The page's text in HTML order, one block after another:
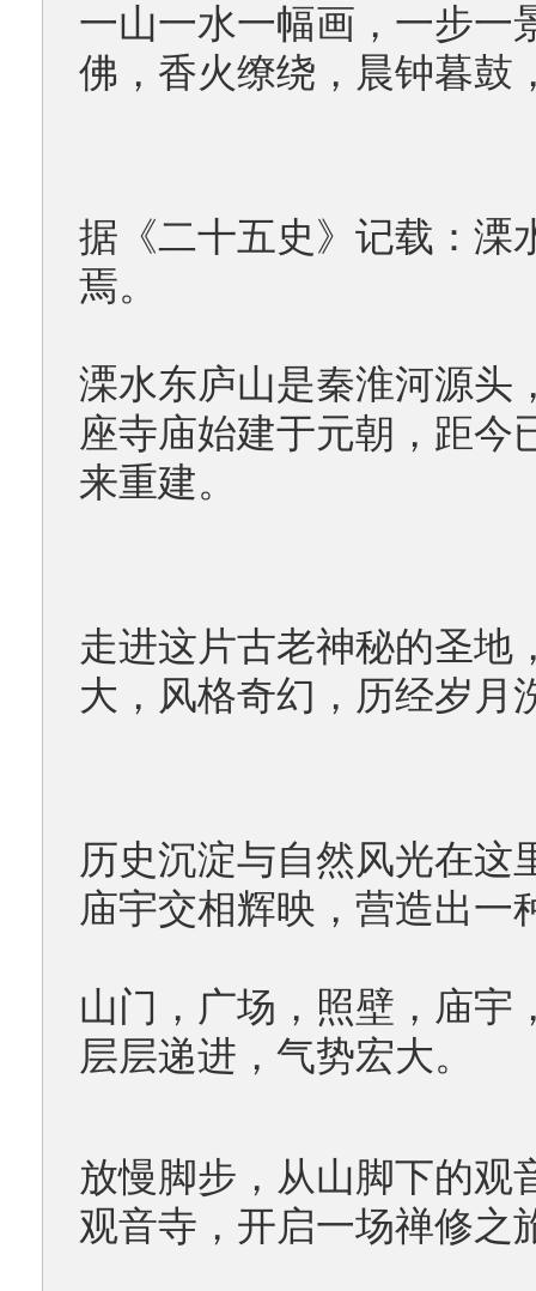
一山一水一幅画，一步一
佛，香火缭绕，晨钟暮鼓
据《二十五史》记载：溧
焉。
溧水东庐山是秦淮河源头
座寺庙始建于元朝，距今
来重建。
走进这片古老神秘的圣地
大，风格奇幻，历经岁月
历史沉淀与自然风光在这
庙宇交相辉映，营造出一
山门，广场，照壁，庙
层层递进，气势宏大。
放慢脚步，从山脚下的观
观音寺，开启一场禅修之